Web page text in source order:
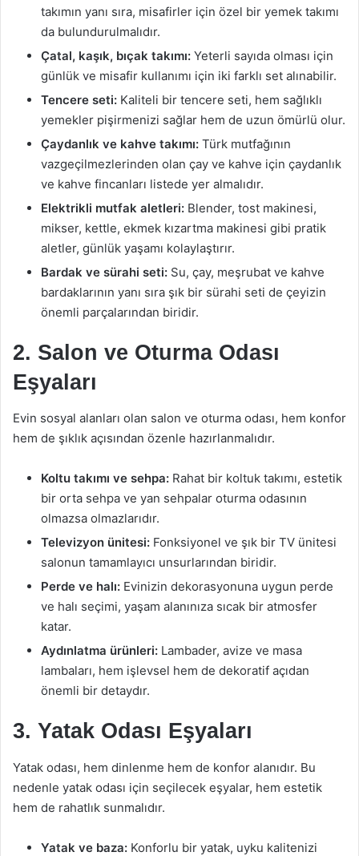
takımın yanı sıra, misafirler için özel bir yemek takımı
da bulundurulmalıdır.
Çatal, kaşık, bıçak takımı: Yeterli sayıda olması için
günlük ve misafir kullanımı için iki farklı set alınabilir.
Tencere seti: Kaliteli bir tencere seti, hem sağlıklı
yemekler pişirmenizi sağlar hem de uzun ömürlü olur.
Çaydanlık ve kahve takımı: Türk mutfağının
vazgeçilmezlerinden olan çay ve kahve için çaydanlık
ve kahve fincanları listede yer almalıdır.
Elektrikli mutfak aletleri: Blender, tost makinesi,
mikser, kettle, ekmek kızartma makinesi gibi pratik
aletler, günlük yaşamı kolaylaştırır.
Bardak ve sürahi seti: Su, çay, meşrubat ve kahve
bardaklarının yanı sıra şık bir sürahi seti de çeyizin
önemli parçalarından biridir.
2. Salon ve Oturma Odası
Eşyaları
Evin sosyal alanları olan salon ve oturma odası, hem konfor
hem de şıklık açısından özenle hazırlanmalıdır.
Koltu takımı ve sehpa: Rahat bir koltuk takımı, estetik
bir orta sehpa ve yan sehpalar oturma odasının
olmazsa olmazlarıdır.
Televizyon ünitesi: Fonksiyonel ve şık bir TV ünitesi
salonun tamamlayıcı unsurlarından biridir.
Perde ve halı: Evinizin dekorasyonuna uygun perde
ve halı seçimi, yaşam alanınıza sıcak bir atmosfer
katar.
Aydınlatma ürünleri: Lambader, avize ve masa
lambaları, hem işlevsel hem de dekoratif açıdan
önemli bir detaydır.
3. Yatak Odası Eşyaları
Yatak odası, hem dinlenme hem de konfor alanıdır. Bu
nedenle yatak odası için seçilecek eşyalar, hem estetik
hem de rahatlık sunmalıdır.
Yatak ve baza: Konforlu bir yatak, uyku kalitenizi